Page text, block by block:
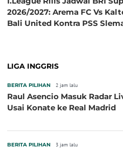
2026/2027: Arema FC Vs
Bali United Kontra PSS
LIGA INGGRIS
BERITA PILIHAN 2 jam lalu
Raul Asencio Masuk Radar
Usai Konate ke Real Madrid
BERITA PILIHAN 3 jam lalu